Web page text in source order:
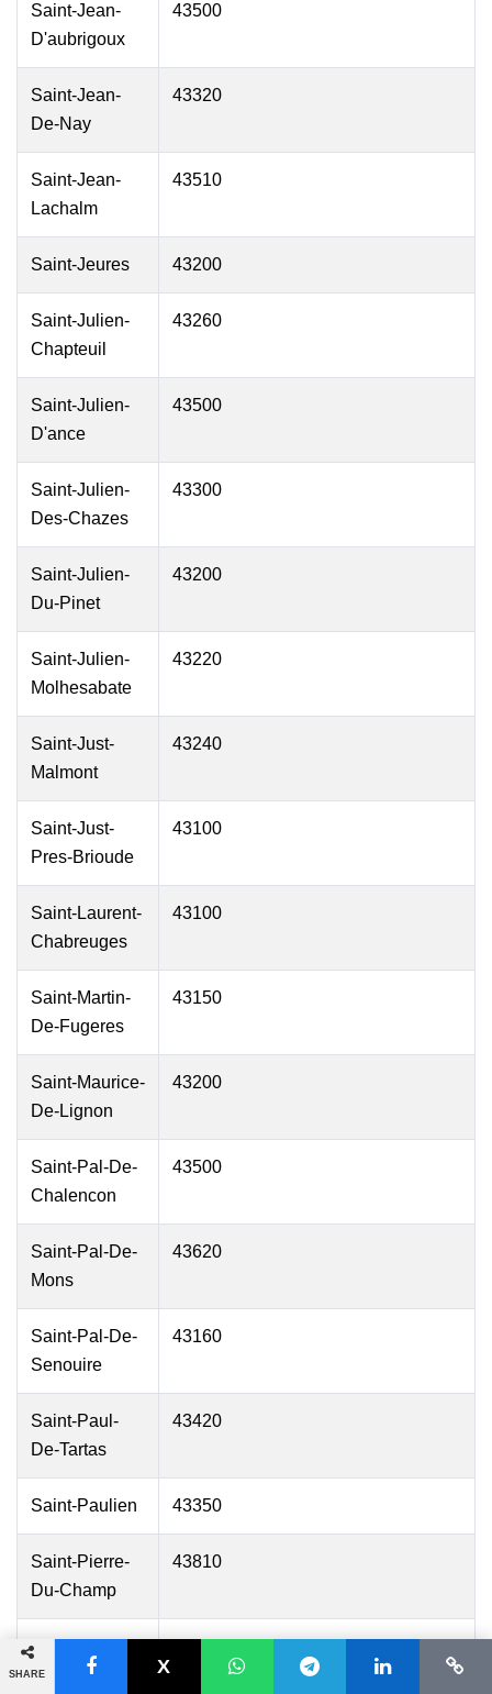
SHARE
Saint-Jean-
D'aubrigoux
43500
Saint-Jean-
De-Nay
43320
Saint-Jean-
Lachalm
43510
Saint-Jeures 43200
Saint-Julien-
Chapteuil
43260
Saint-Julien-
D'ance
43500
Saint-Julien-
Des-Chazes
43300
Saint-Julien-
Du-Pinet
43200
Saint-Julien-
Molhesabate
43220
Saint-Just-
Malmont
43240
Saint-Just-
Pres-Brioude
43100
Saint-Laurent-
Chabreuges
43100
Saint-Martin-
De-Fugeres
43150
Saint-Maurice-
De-Lignon
43200
Saint-Pal-De-
Chalencon
43500
Saint-Pal-De-
Mons
43620
Saint-Pal-De-
Senouire
43160
Saint-Paul-
De-Tartas
43420
Saint-Paulien 43350
Saint-Pierre-
Du-Champ
43810
Saint-Pierre-
Eynac